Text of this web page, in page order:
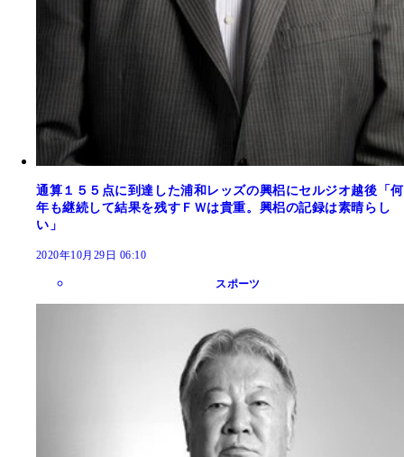
通算１５５点に到達した浦和レッズの興梠にセルジオ越後「何
年も継続して結果を残すＦＷは貴重。興梠の記録は素晴らし
い」
2020年10月29日 06:10
スポーツ